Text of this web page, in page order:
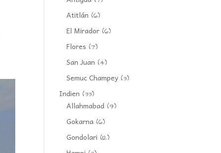
Atitlán (6)
El Mirador (6)
Flores (7)
San Juan (4)
Semuc Champey (3)
Indien (33)
Allahmabad (9)
Gokarna (6)
Gondolari (12)